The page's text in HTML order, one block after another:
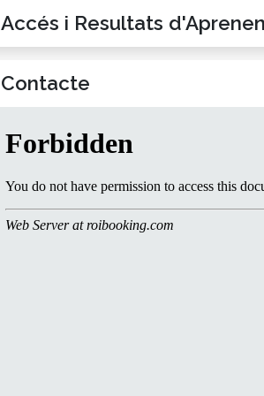
Accés i Resultats
Contacte